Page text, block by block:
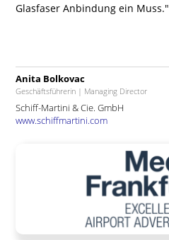
Glasfaser Anbindung ein Muss."
Anita Bolkovac
Geschäftsführerin | Managing Director
Schiff-Martini & Cie. GmbH
www.schiffmartini.com